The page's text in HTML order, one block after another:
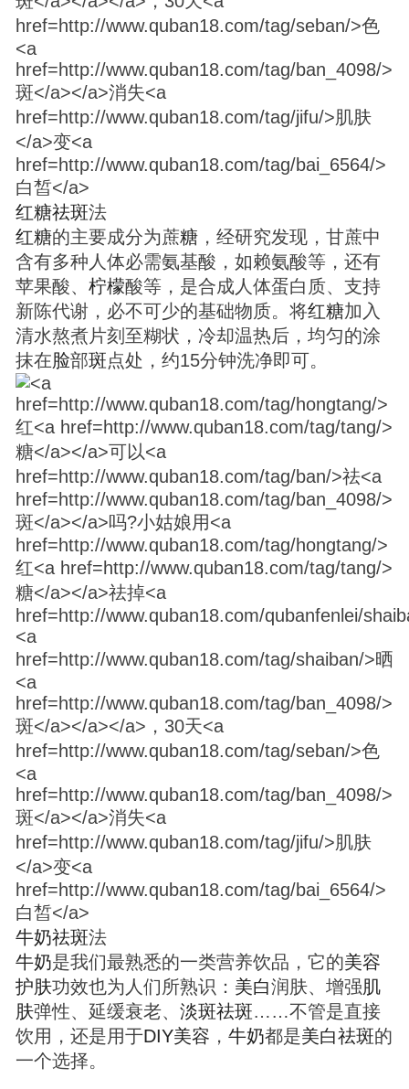
红糖祛斑法
红糖的主要成分为蔗糖，经研究发现，甘蔗中
含有多种人体必需氨基酸，如赖氨酸等，还有
苹果酸、 柠檬酸等，是合成人体蛋白质、支持
新陈代谢，必不可少的基础物质。将红糖加入
清水熬煮片刻至糊状，冷却温热后，均匀的涂
抹在脸部斑点处，约15分钟洗净即可。
牛奶祛斑法
牛奶是我们最熟悉的一类营养饮品，它的美容
护肤功效也为人们所熟识： 美白润肤、增强肌
肤弹性、延缓衰老、 淡斑祛斑……不管是直接
饮用，还是用于DIY美容 ， 牛奶都是美白祛斑的
一个选择。